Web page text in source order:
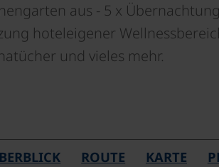
aus - 5 x
hoteleigener
und vieles mehr.
ROUTE KARTE